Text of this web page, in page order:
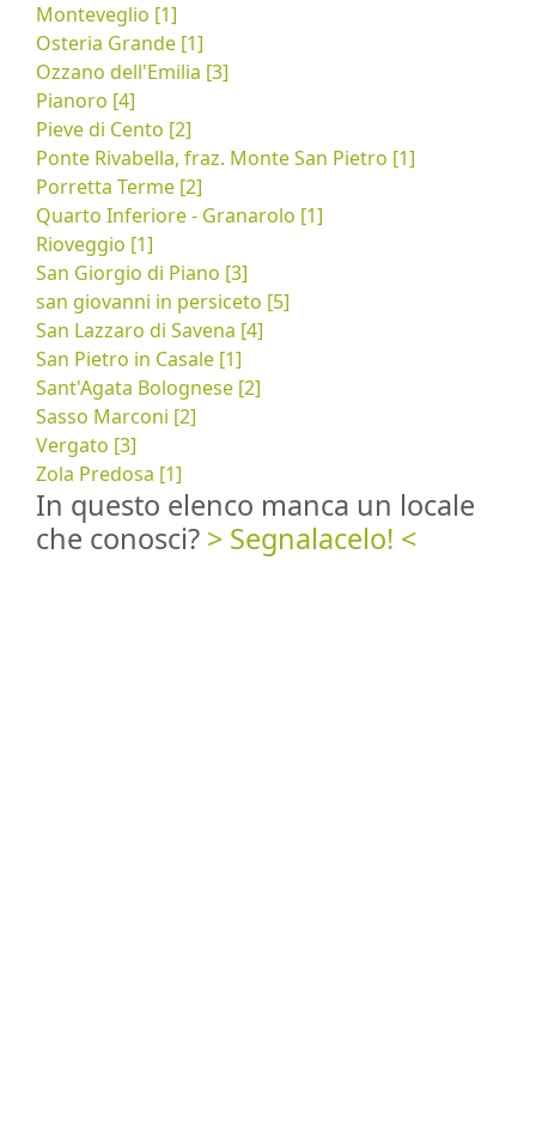
Monteveglio [1]
Osteria Grande [1]
Ozzano dell'Emilia [3]
Pianoro [4]
Pieve di Cento [2]
Ponte Rivabella, fraz. Monte San Pietro [1]
Porretta Terme [2]
Quarto Inferiore - Granarolo [1]
Rioveggio [1]
San Giorgio di Piano [3]
san giovanni in persiceto [5]
San Lazzaro di Savena [4]
San Pietro in Casale [1]
Sant'Agata Bolognese [2]
Sasso Marconi [2]
Vergato [3]
Zola Predosa [1]
In questo elenco manca un locale
che conosci? > Segnalacelo! <